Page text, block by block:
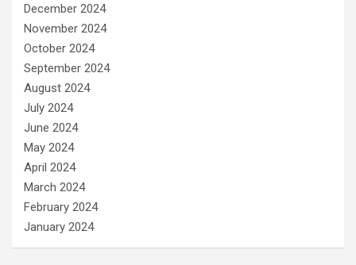
December 2024
November 2024
October 2024
September 2024
August 2024
July 2024
June 2024
May 2024
April 2024
March 2024
February 2024
January 2024